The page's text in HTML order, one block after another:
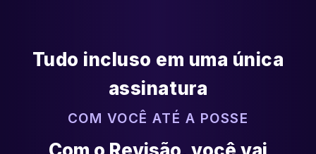
Tudo incluso em uma única
assinatura
COM VOCÊ ATÉ A POSSE